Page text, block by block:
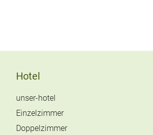
Hotel
unser-hotel
Einzelzimmer
Doppelzimmer